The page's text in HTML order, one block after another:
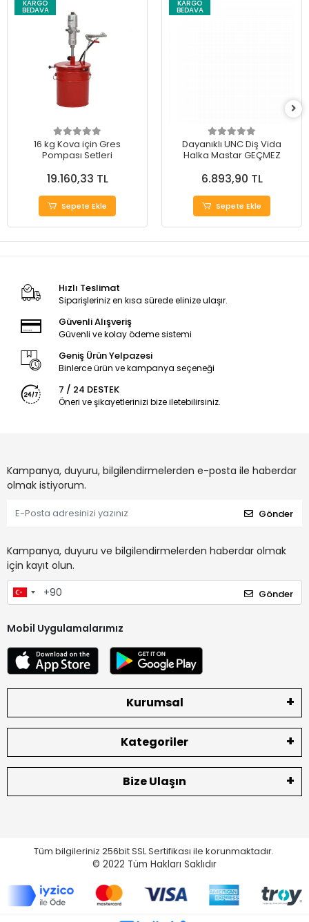
KARGO
BEDAVA
16 kg Kova için Gres
Pompası Setleri
19.160,33 TL
Sepete Ekle
KARGO
BEDAVA
Dayanıklı UNC Diş Vida
Halka Mastar GEÇMEZ
6.893,90 TL
Sepete Ekle
Hızlı Teslimat
Siparişleriniz en kısa sürede elinize ulaşır.
Güvenli Alışveriş
Güvenli ve kolay ödeme sistemi
Geniş Ürün Yelpazesi
Binlerce ürün ve kampanya seçeneği
7 / 24 DESTEK
Öneri ve şikayetlerinizi bize iletebilirsiniz.
Kampanya, duyuru, bilgilendirmelerden e-posta ile haberdar
olmak istiyorum.
Gönder
Kampanya, duyuru ve bilgilendirmelerden haberdar olmak
için kayıt olun.
Gönder
Mobil Uygulamalarımız
Kurumsal
Kategoriler
Bize Ulaşın
Tüm bilgileriniz 256bit SSL Sertifikası ile korunmaktadır.
© 2022 Tüm Hakları Saklıdır